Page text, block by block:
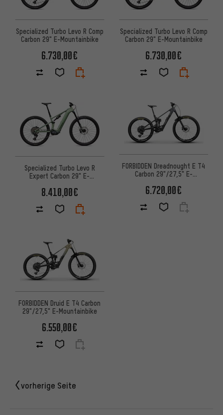
Specialized Turbo Levo R Comp
Carbon 29" E-Mountainbike
6.730,00€
Specialized Turbo Levo R Comp
Carbon 29" E-Mountainbike
6.730,00€
Specialized Turbo Levo R
Expert Carbon 29" E-
8.410,00€
FORBIDDEN Dreadnought E T4
Carbon 29"/27,5" E-
6.720,00€
FORBIDDEN Druid E T4 Carbon
29"/27,5" E-Mountainbike
6.550,00€
vorherige Seite